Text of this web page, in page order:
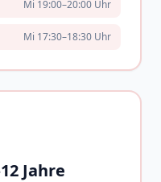
Mi 19:00–20:00 Uhr
Mi 17:30–18:30 Uhr
Jahre